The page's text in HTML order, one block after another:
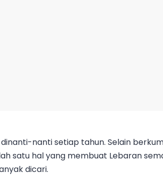
nanti setiap tahun. Selain
satu hal yang membuat Lebaran
dicari.